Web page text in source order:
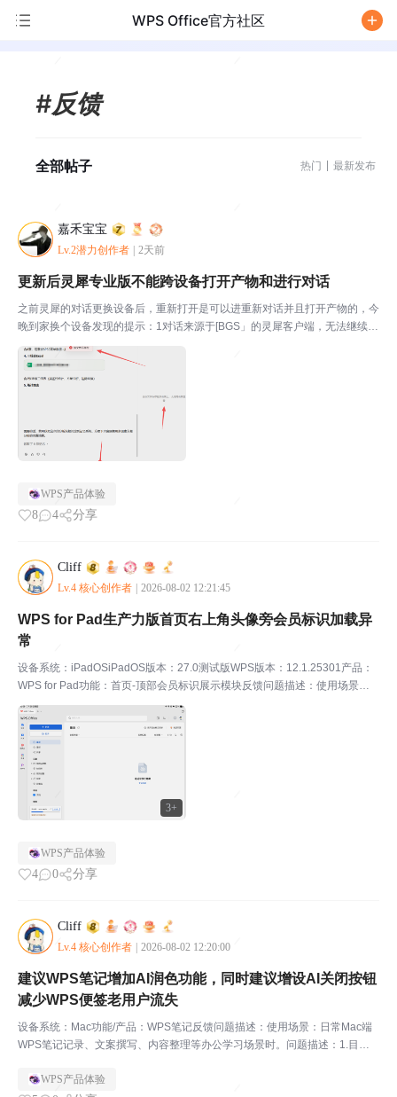
WPS Office官方社区
#反馈
全部帖子 热门 最新发布
嘉禾宝宝
Lv.2潜力创作者 2天前
更新后灵犀专业版不能跨设备打开产物和进行对话
之前灵犀的对话更换设备后，重新打开是可以进重新对话并且打开产物的，今
晚到家换个设备发现的提示：1对话来源于[BGS」的灵犀客户端，无法继续对
话，请打开客户端后继续；2，会话文件保存在原设备上，无法跨设备查；，
3.该文件不存在，此方式不知出于何种考虑，如此限...
WPS产品体验
8 4 分享
Cliff
Lv.4 核心创作者 2026-08-02 12:21:45
3+
WPS for Pad生产力版首页右上角头像旁会员标识加载异
常
设备系统：iPadOSiPadOS版本：27.0测试版WPS版本：12.1.25301产品：
WPS for Pad功能：首页-顶部会员标识展示模块反馈问题描述：使用场景：
日常打开WPS for Pad生产力版首页，查看账号会员状态。问题描述：本人账
号已开通...
WPS产品体验
4 0 分享
Cliff
Lv.4 核心创作者 2026-08-02 12:20:00
建议WPS笔记增加AI润色功能，同时建议增设AI关闭按钮
减少WPS便签老用户流失
设备系统：Mac功能/产品：WPS笔记反馈问题描述：使用场景：日常Mac端
WPS笔记记录、文案撰写、内容整理等办公学习场景时。问题描述：1.目
完成语句优化、文案润色、措辞调整等操作，需要...
WPS产品体验